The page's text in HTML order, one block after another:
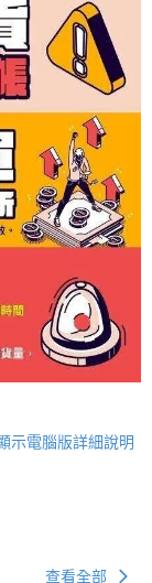
示電腦版詳細說明
查看全部